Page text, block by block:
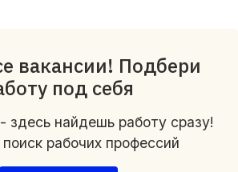
вакансии! Подбери
под себя
здесь найдешь работу сразу!
рабочих профессий